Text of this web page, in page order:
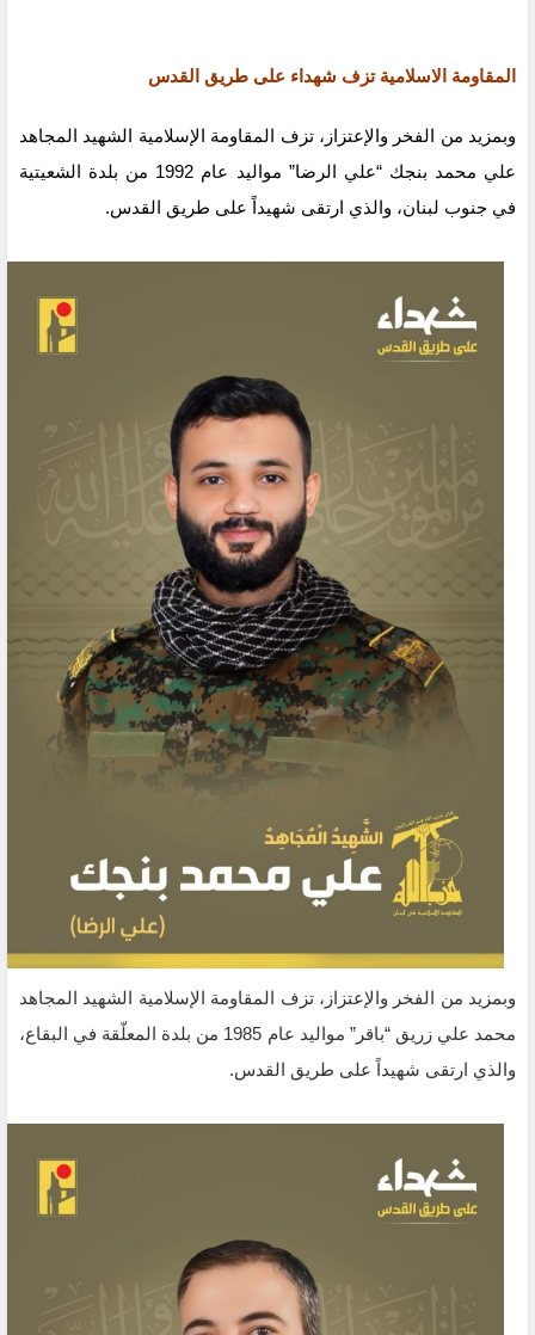
المقاومة الاسلامية تزف شهداء على طريق القدس
وبمزيد من الفخر والإعتزاز، تزف المقاومة الإسلامية الشهيد المجاهد
علي محمد بنجك “علي الرضا” مواليد عام 1992 من بلدة الشعيتية
في جنوب لبنان، والذي ارتقى شهيداً على طريق القدس.
وبمزيد من الفخر والإعتزاز، تزف المقاومة الإسلامية الشهيد المجاهد
محمد علي زريق “باقر” مواليد عام 1985 من بلدة المعلّقة في البقاع،
والذي ارتقى شهيداً على طريق القدس.